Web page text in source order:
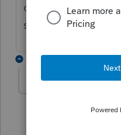
changée. J'ai fait ça
sans problème .
4 replies